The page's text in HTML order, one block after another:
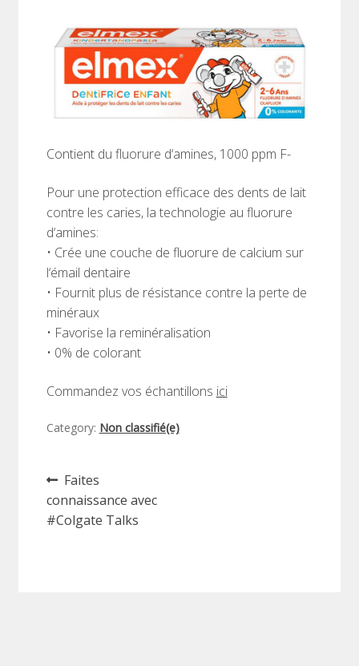
Contient du fluorure d‘amines, 1000 ppm F-
Pour une protection efficace des dents de lait
contre les caries, la technologie au fluorure
d‘amines:
• Crée une couche de fluorure de calcium sur
l‘émail dentaire
• Fournit plus de résistance contre la perte de
minéraux
• Favorise la reminéralisation
• 0% de colorant
Commandez vos échantillons ici
Category: Non classifié(e)
Post
navigation
Previous
post:
Faites
connaissance avec
#Colgate Talks